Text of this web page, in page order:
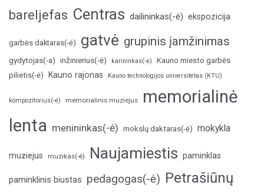
bareljefas Centras dailininkas(-ė) ekspozicija
garbės daktaras(-ė) gatvė grupinis įamžinimas
gydytojas(-a) inžinierius(-ė) karininkas(-ė)
Kauno miesto garbės
pilietis(-ė)
Kauno rajonas Kauno technologijos universitetas (KTU)
kompozitorius(-ė) memorialinis muziejus
memorialinė
lenta menininkas(-ė) mokslų daktaras(-ė) mokykla
muziejus muzikas(-ė) Naujamiestis paminklas
paminklinis biustas pedagogas(-ė) Petrašiūnų